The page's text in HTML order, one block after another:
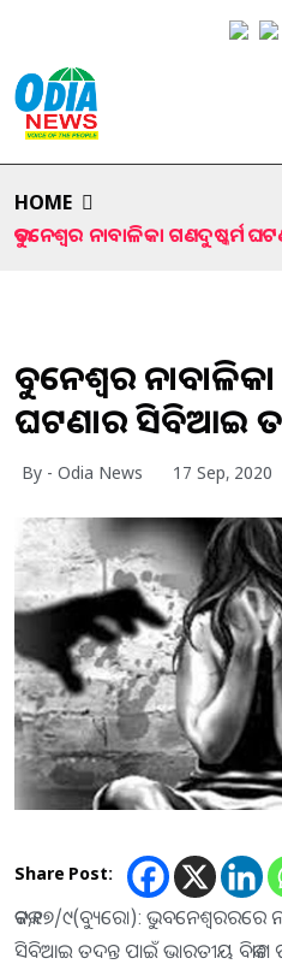
HOME
ଭୁବନେଶ୍ୱର ନାବାଳିକା ଗଣଦୁଷ୍କର୍ମ
ଭୁବନେଶ୍ୱର
ଘଟଣାର ସିବିଆଇ
By - Odia News 17 Sep, 2020
Share Post:
କଟକ,୧୭/୯(ବ୍ୟୁରୋ): ଭୁବନେଶ୍ବରରରେ
ସିବିଆଇ ତଦନ୍ତ ପାଇଁ ଭାରତୀୟ ବିକାଶ